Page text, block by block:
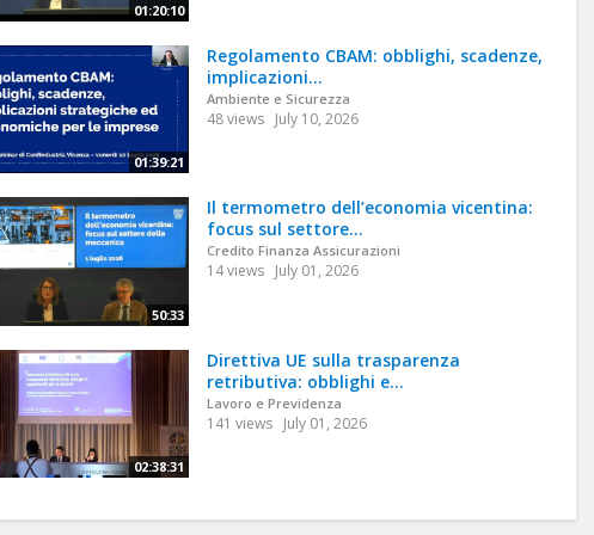
01:20:10
01:39:21
Regolamento CBAM: obblighi, scadenze,
implicazioni...
Ambiente e Sicurezza
48 views July 10, 2026
50:33
Il termometro dell’economia vicentina:
focus sul settore...
Credito Finanza Assicurazioni
14 views July 01, 2026
02:38:31
Direttiva UE sulla trasparenza
retributiva: obblighi e...
Lavoro e Previdenza
141 views July 01, 2026